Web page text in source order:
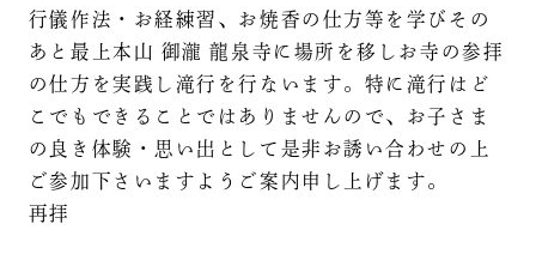
行儀作法・お経練習、お焼香の仕方等を学びその
あと最上本山 御瀧 龍泉寺に場所を移しお寺の参拝
の仕方を実践し滝行を行ないます。特に滝行はど
こでもできることではありませんので、お子さま
の良き体験・思い出として是非お誘い合わせの上
ご参加下さいますようご案内申し上げます。
再拝